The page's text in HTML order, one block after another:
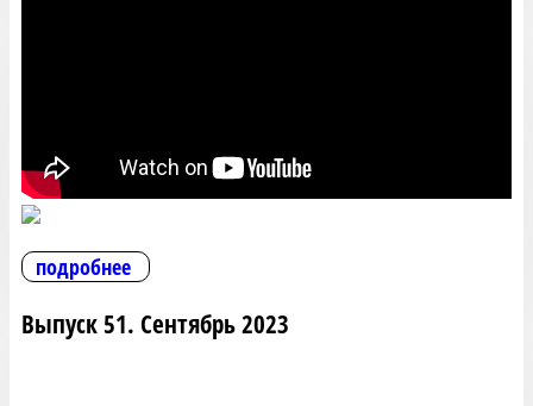
подробнее
Выпуск 51. Сентябрь 2023